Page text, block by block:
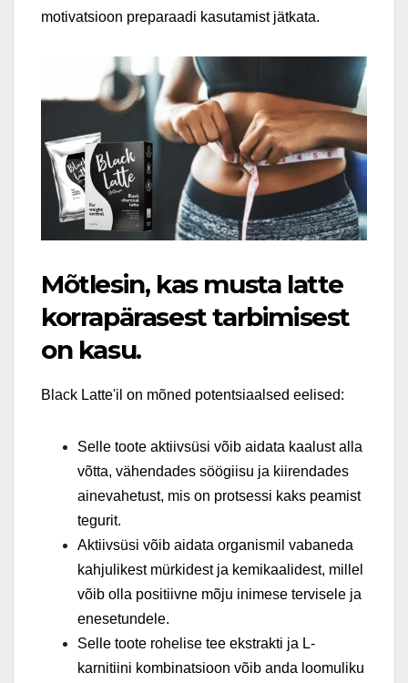
motivatsioon preparaadi kasutamist jätkata.
Mõtlesin, kas musta latte
korrapärasest tarbimisest
on kasu.
Black Latte'il on mõned potentsiaalsed eelised:
Selle toote aktiivsüsi võib aidata kaalust alla
võtta, vähendades söögiisu ja kiirendades
ainevahetust, mis on protsessi kaks peamist
tegurit.
Aktiivsüsi võib aidata organismil vabaneda
kahjulikest mürkidest ja kemikaalidest, millel
võib olla positiivne mõju inimese tervisele ja
enesetundele.
Selle toote rohelise tee ekstrakti ja L-
karnitiini kombinatsioon võib anda loomuliku